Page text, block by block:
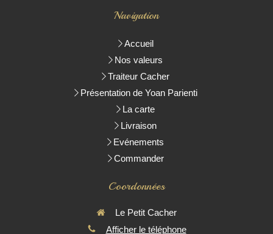
Navigation
Accueil
Nos valeurs
Traiteur Cacher
Présentation de Yoan Parienti
La carte
Livraison
Evénements
Commander
Coordonnées
Le Petit Cacher
Afficher le téléphone